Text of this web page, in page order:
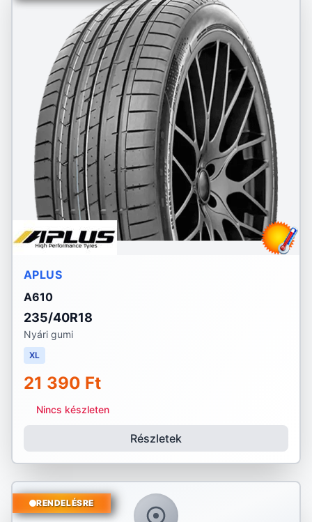
APLUS
A610
235/40R18
Nyári gumi
XL
21 390 Ft
Nincs készleten
Részletek
RENDELÉSRE